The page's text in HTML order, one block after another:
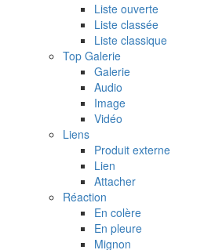
Liste ouverte
Liste classée
Liste classique
Top Galerie
Galerie
Audio
Image
Vidéo
Liens
Produit externe
Lien
Attacher
Réaction
En colère
En pleure
Mignon